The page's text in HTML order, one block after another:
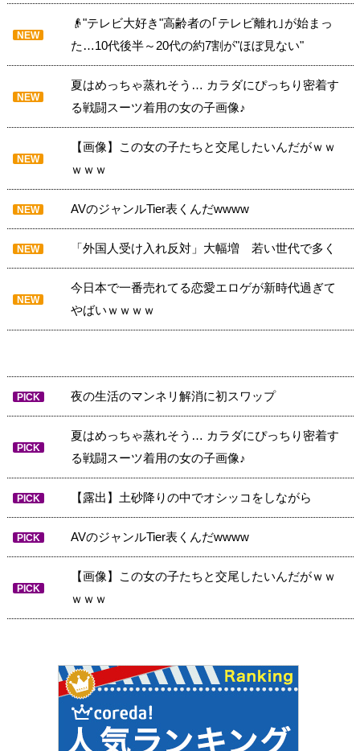
NEW
👴"テレビ大好き"高齢者の｢テレビ離れ｣が始まっ
た…10代後半～20代の約7割が"ほぼ見ない"
NEW
夏はめっちゃ蒸れそう… カラダにぴっちり密着す
る戦闘スーツ着用の女の子画像♪
NEW
【画像】この女の子たちと交尾したいんだがｗｗ
ｗｗｗ
NEW AVのジャンルTier表くんだwwww
NEW 「外国人受け入れ反対」大幅増 若い世代で多く
NEW
今日本で一番売れてる恋愛エロゲが新時代過ぎて
やばいｗｗｗｗ
PICK 夜の生活のマンネリ解消に初スワップ
PICK
夏はめっちゃ蒸れそう… カラダにぴっちり密着す
る戦闘スーツ着用の女の子画像♪
PICK 【露出】土砂降りの中でオシッコをしながら
PICK AVのジャンルTier表くんだwwww
PICK
【画像】この女の子たちと交尾したいんだがｗｗ
ｗｗｗ